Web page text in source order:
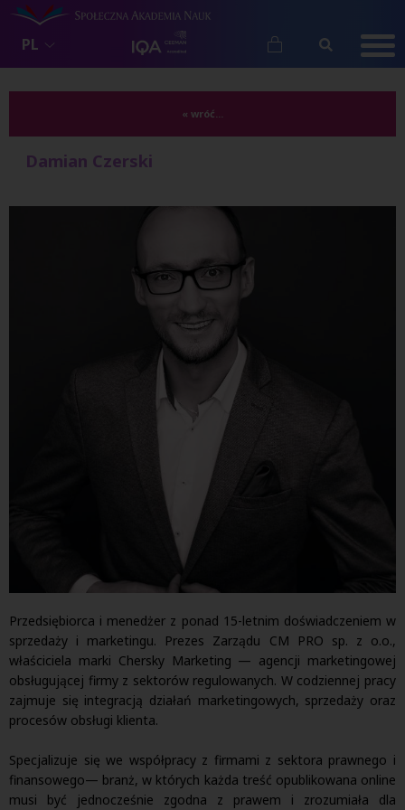
PL
« wróć...
Damian Czerski
Przedsiębiorca i menedżer z ponad 15-letnim doświadczeniem w
sprzedaży i marketingu. Prezes Zarządu CM PRO sp. z o.o.,
właściciela marki Chersky Marketing — agencji marketingowej
obsługującej firmy z sektorów regulowanych. W codziennej pracy
zajmuje się integracją działań marketingowych, sprzedaży oraz
procesów obsługi klienta.
Specjalizuje się we współpracy z firmami z sektora prawnego i
finansowego— branż, w których każda treść opublikowana online
musi być jednocześnie zgodna z prawem i zrozumiała dla